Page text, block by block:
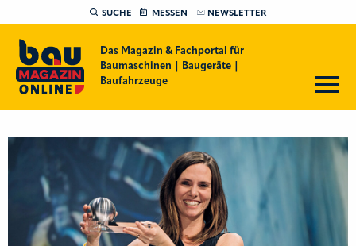
SUCHE MESSEN NEWSLETTER
Das Magazin & Fachportal für
Baumaschinen | Baugeräte |
Baufahrzeuge